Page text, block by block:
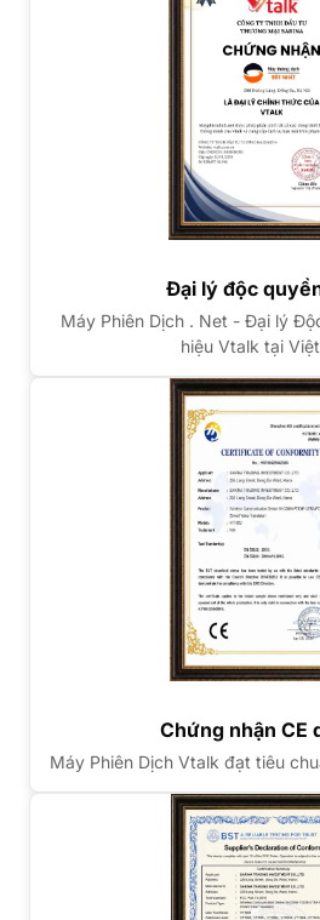
Đại lý độc
Máy Phiên Dịch . Net - Đại lý
hiệu Vtalk tại
Chứng nhận CE
Máy Phiên Dịch Vtalk đạt tiêu